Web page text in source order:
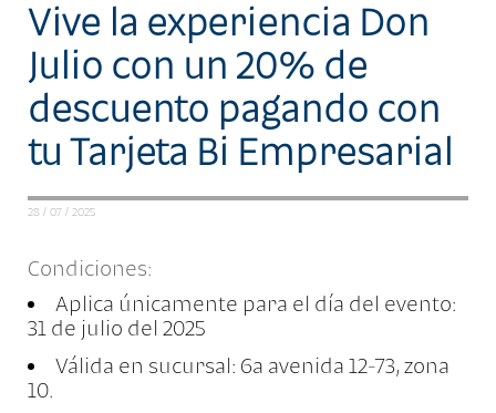
Vive la experiencia Don
Julio con un 20% de
descuento pagando con
tu Tarjeta Bi Empresarial
28 / 07 / 2025
Condiciones:
Aplica únicamente para el día del evento:
31 de julio del 2025
Válida en sucursal: 6a avenida 12-73, zona
10.